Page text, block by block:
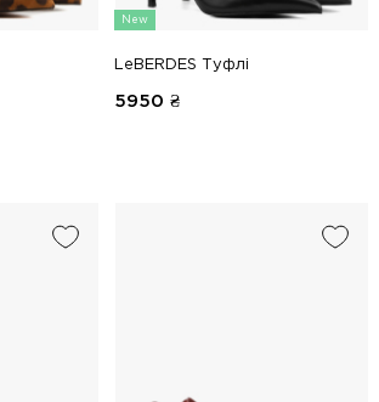
New
LeBERDES Туфлі
5950 ₴